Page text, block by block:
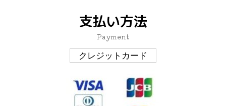
支払い方法
Payment
クレジットカード